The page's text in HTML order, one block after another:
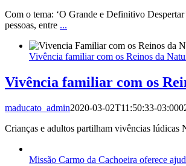
Com o tema: ‘O Grande e Definitivo
pessoas, entre ...
Vivência familiar com os Reinos da
Vivência familiar com os
maducato_admin2020-03-02T11:50:33-03:00
Crianças e adultos partilham vivências
Missão Carmo da Cachoeira oferece